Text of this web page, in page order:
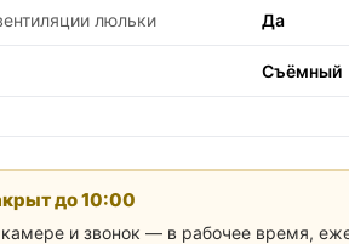
люльки Да
Съёмный
до10:00
камере и звонок — в рабочее время,